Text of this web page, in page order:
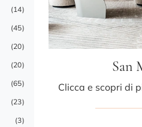
14
45
20
20
65
23
3
San